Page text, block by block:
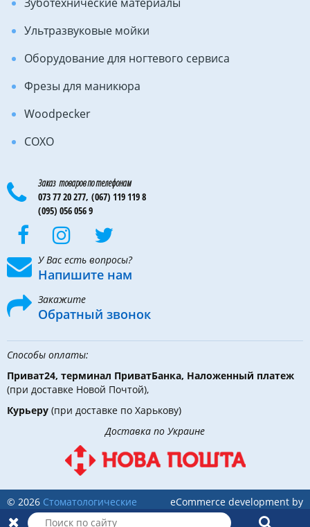
Ультразвуковые мойки
Оборудование для ногтевого сервиса
Фрезы для маникюра
Woodpecker
COXO
Заказ товаров по телефонам
073 77 20 277, (067) 119 119 8
(095) 056 056 9
У Вас есть вопросы?
Напишите нам
Закажите
Обратный звонок
Способы оплаты:
Приват24, терминал ПриватБанка, Наложенный платеж
(при доставке Новой Почтой),
Курьеру (при доставке по Харькову)
Доставка по Украине
© 2026 Стоматологические
инструменты, материалы и
оборудование в DLX
eCommerce development by